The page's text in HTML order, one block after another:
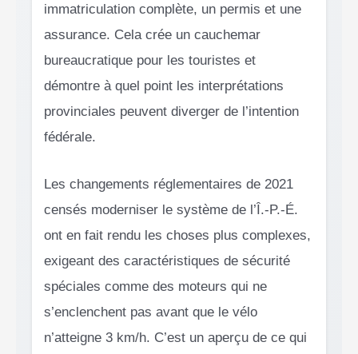
immatriculation complète, un permis et une
assurance. Cela crée un cauchemar
bureaucratique pour les touristes et
démontre à quel point les interprétations
provinciales peuvent diverger de l’intention
fédérale.
Les changements réglementaires de 2021
censés moderniser le système de l’Î.-P.-É.
ont en fait rendu les choses plus complexes,
exigeant des caractéristiques de sécurité
spéciales comme des moteurs qui ne
s’enclenchent pas avant que le vélo
n’atteigne 3 km/h. C’est un aperçu de ce qui